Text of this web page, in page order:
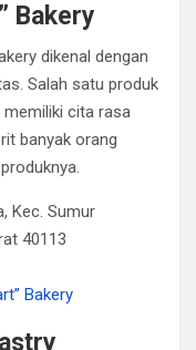
Bakery
dikenal dengan
Salah satu produk
memiliki cita rasa
banyak orang
Kec. Sumur
40113
Bakery